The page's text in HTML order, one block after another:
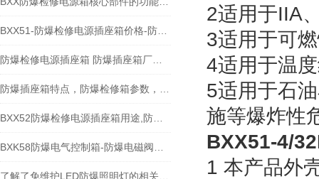
2适用于IIA
3适用于可
4适用于温
5适用于石
施等爆炸性
BXX51-4/
1 本产品外